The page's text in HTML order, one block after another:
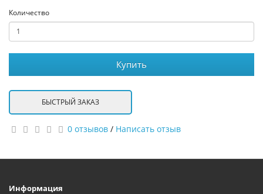
Количество
Купить
БЫСТРЫЙ ЗАКАЗ
0 отзывов / Написать отзыв
Информация